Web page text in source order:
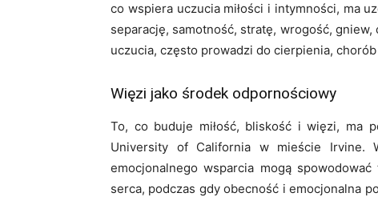
co wspiera uczucia miłości i intymności, ma
separację, samotność, stratę, wrogość,
uczucia, często prowadzi do cierpienia,
Więzi jako środek odpornościowy
To, co buduje miłość, bliskość i więzi, ma
University of California w mieście Irvine.
emocjonalnego wsparcia mogą
serca, podczas gdy obecność i emocjonalna